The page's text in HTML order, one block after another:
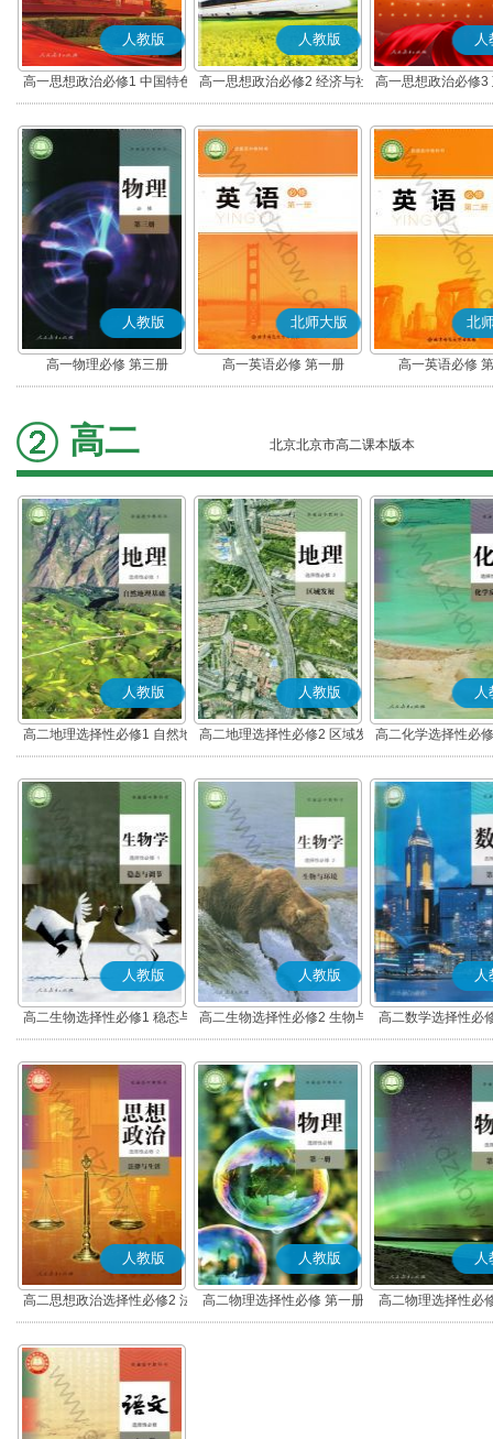
人教版
高一思想政治必修1 中国特色
社会主义(部编版)
人教版
高一思想政治必修2 经济与社
会(部编版)
人
高一思想政治必修3
治(部编版)
人教版
高一物理必修 第三册
北师大版
高一英语必修 第一册
北
高一英语必修
高二 北京北京市高二课本版本
人教版
高二地理选择性必修1 自然地
理基础
人教版
高二地理选择性必修2 区域发
展
人
高二化学选择性必
应原理
人教版
高二生物选择性必修1 稳态与
调节
人教版
高二生物选择性必修2 生物与
环境
人
高二数学选择性必
(B版)
人教版
高二思想政治选择性必修2 法
律与生活(部编版)
人教版
高二物理选择性必修 第一册
人
高二物理选择性必